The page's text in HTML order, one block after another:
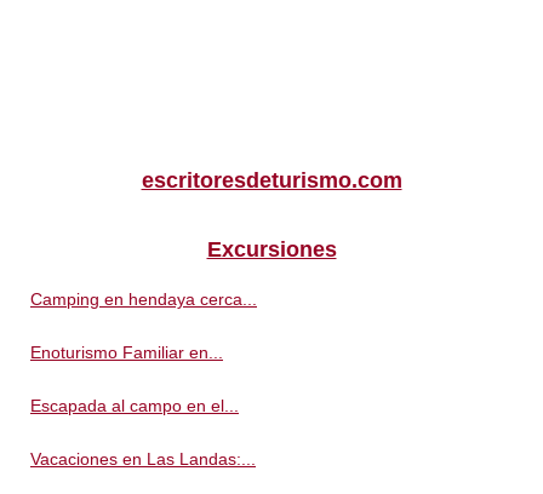
escritoresdeturismo.com
Excursiones
Camping en hendaya cerca...
Enoturismo Familiar en...
Escapada al campo en el...
Vacaciones en Las Landas:...